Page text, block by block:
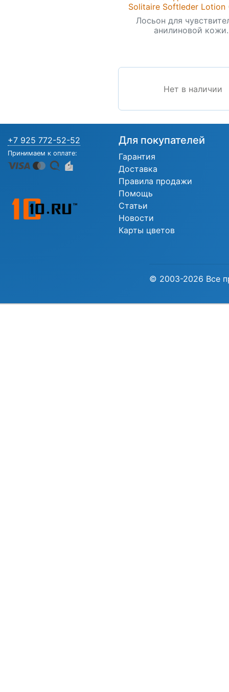
Solitaire Softleder
Лосьон для
анилиновой
Нет в наличии
+7 925 772-52-52
Принимаем к оплате:
Для покупателей
Гарантия
Доставка
Правила продажи
Помощь
Статьи
Новости
Карты цветов
© 2003-2026 Все